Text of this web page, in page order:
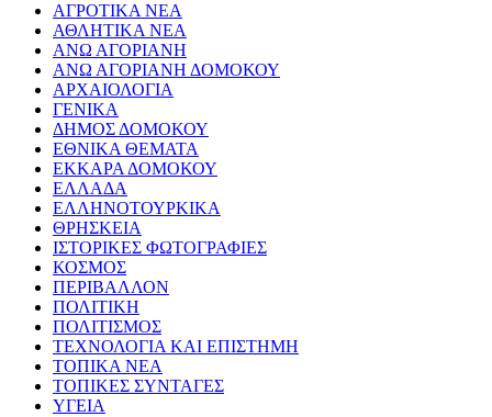
ΑΓΡΟΤΙΚΑ ΝΕΑ
ΑΘΛΗΤΙΚΑ ΝΕΑ
ΑΝΩ ΑΓΟΡΙΑΝΗ
ΑΝΩ ΑΓΟΡΙΑΝΗ ΔΟΜΟΚΟΥ
ΑΡΧΑΙΟΛΟΓΙΑ
ΓΕΝΙΚΑ
ΔΗΜΟΣ ΔΟΜΟΚΟΥ
ΕΘΝΙΚΑ ΘΕΜΑΤΑ
ΕΚΚΑΡΑ ΔΟΜΟΚΟΥ
ΕΛΛΑΔΑ
ΕΛΛΗΝΟΤΟΥΡΚΙΚΑ
ΘΡΗΣΚΕΙΑ
ΙΣΤΟΡΙΚΕΣ ΦΩΤΟΓΡΑΦΙΕΣ
ΚΟΣΜΟΣ
ΠΕΡΙΒΑΛΛΟΝ
ΠΟΛΙΤΙΚΗ
ΠΟΛΙΤΙΣΜΟΣ
ΤΕΧΝΟΛΟΓΙΑ ΚΑΙ ΕΠΙΣΤΗΜΗ
ΤΟΠΙΚΑ ΝΕΑ
ΤΟΠΙΚΕΣ ΣΥΝΤΑΓΕΣ
ΥΓΕΙΑ